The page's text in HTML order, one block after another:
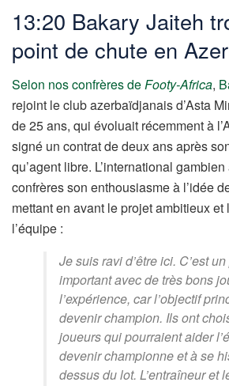
13:20 Bakary Jaiteh
point de chute en
Selon nos confrères deFooty-Africa,
rejoint le club azerbaïdjanais d’Asta
de 25 ans, qui évoluait récemment à
signé un contrat de deux ans après
qu’agent libre. L’international
confrères son enthousiasme à l’idée
mettant en avant le projet ambitieux
l’équipe :
Je suis ravi d’être ici. C’est
important avec de très bons
l’expérience, car l’objectif
devenir champion. Ils ont
joueurs qui pourraient aider
devenir championne et à se
dessus du lot. L’entraîneur et